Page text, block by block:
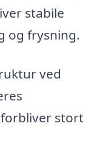
stabile
og frysning.
ved
stort